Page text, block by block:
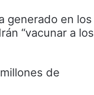
generado en los
“vacunar a los
de